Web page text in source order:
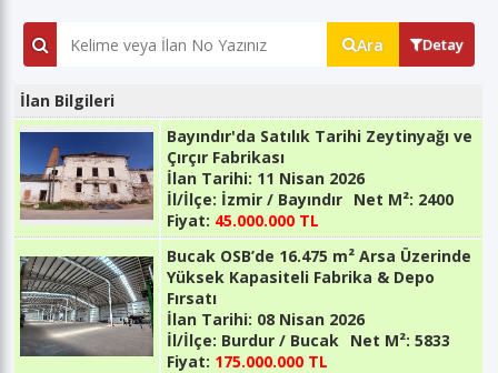
Ara Detay
İlan Bilgileri
Bayındır'da Satılık Tarihi Zeytinyağı ve
Çırçır Fabrikası
İlan Tarihi: 11 Nisan 2026
İl/İlçe: İzmir / Bayındır Net M²: 2400
Fiyat: 45.000.000 TL
Bucak OSB’de 16.475 m² Arsa Üzerinde
Yüksek Kapasiteli Fabrika & Depo
Fırsatı
İlan Tarihi: 08 Nisan 2026
İl/İlçe: Burdur / Bucak Net M²: 5833
Fiyat: 175.000.000 TL